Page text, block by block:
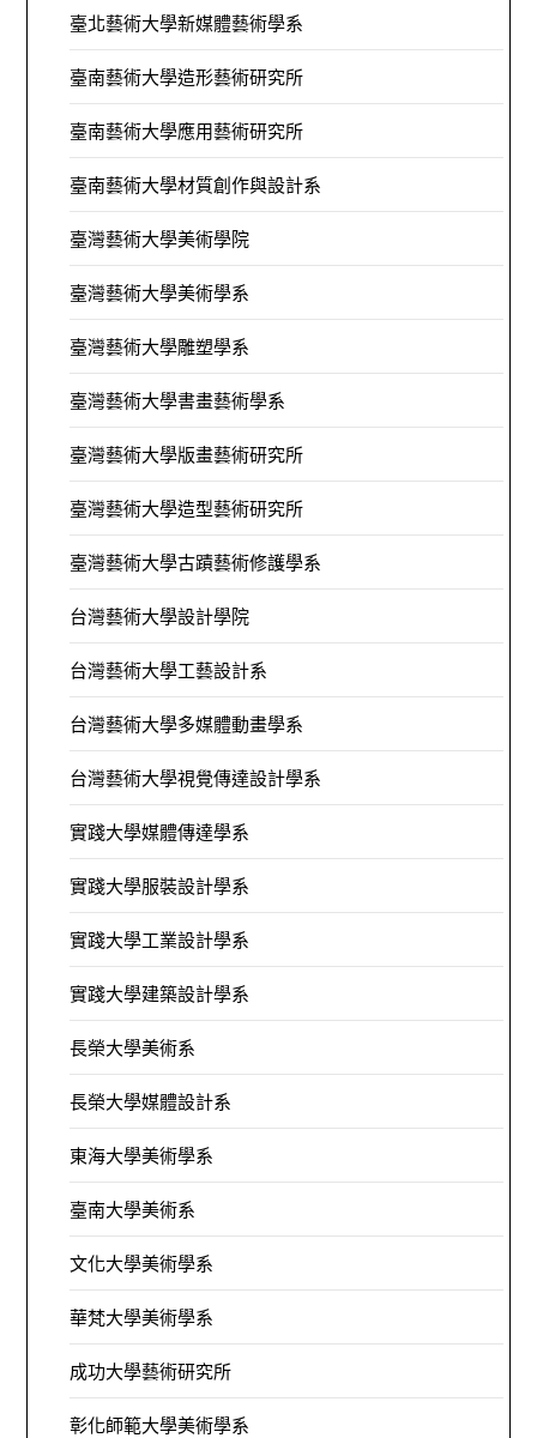
臺北藝術大學新媒體藝術學系
臺南藝術大學造形藝術研究所
臺南藝術大學應用藝術研究所
臺南藝術大學材質創作與設計系
臺灣藝術大學美術學院
臺灣藝術大學美術學系
臺灣藝術大學雕塑學系
臺灣藝術大學書畫藝術學系
臺灣藝術大學版畫藝術研究所
臺灣藝術大學造型藝術研究所
臺灣藝術大學古蹟藝術修護學系
台灣藝術大學設計學院
台灣藝術大學工藝設計系
台灣藝術大學多媒體動畫學系
台灣藝術大學視覺傳達設計學系
實踐大學媒體傳達學系
實踐大學服裝設計學系
實踐大學工業設計學系
實踐大學建築設計學系
長榮大學美術系
長榮大學媒體設計系
東海大學美術學系
臺南大學美術系
文化大學美術學系
華梵大學美術學系
成功大學藝術研究所
彰化師範大學美術學系